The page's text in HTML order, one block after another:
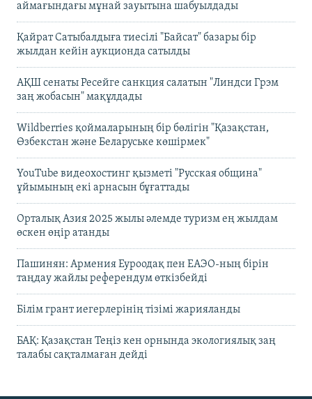
аймағындағы мұнай зауытына шабуылдады
Қайрат Сатыбалдыға тиесілі "Байсат" базары бір
жылдан кейін аукционда сатылды
АҚШ сенаты Ресейге санкция салатын "Линдси Грэм
заң жобасын" мақұлдады
Wildberries қоймаларының бір бөлігін "Қазақстан,
Өзбекстан және Беларуське көшірмек"
YouTube видеохостинг қызметі "Русская община"
ұйымының екі арнасын бұғаттады
Орталық Азия 2025 жылы әлемде туризм ең жылдам
өскен өңір атанды
Пашинян: Армения Еуроодақ пен ЕАЭО-ның бірін
таңдау жайлы референдум өткізбейді
Білім грант иегерлерінің тізімі жарияланды
БАҚ: Қазақстан Теңіз кен орнында экологиялық заң
талабы сақталмаған дейді